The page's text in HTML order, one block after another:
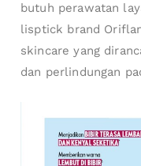
butuh perawatan
lisptick brand
skincare yang
dan perlindungan